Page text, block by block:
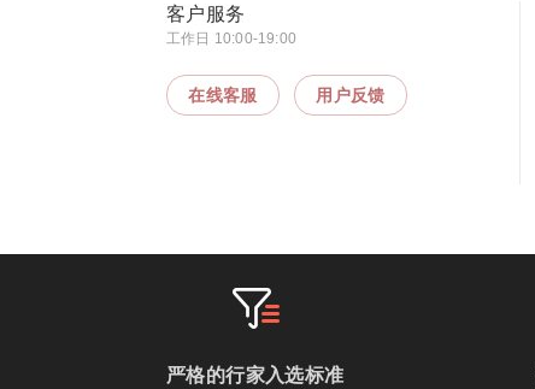
客户服务
工作日 10:00-19:00
在线客服 用户反馈
严格的行家入选标准